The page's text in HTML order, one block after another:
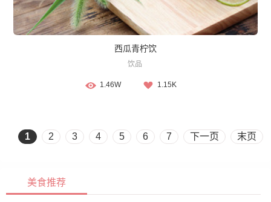
西瓜青柠饮
饮品
1.46W 1.15K
1 2 3 4 5 6 7 下一页 末页
美食推荐